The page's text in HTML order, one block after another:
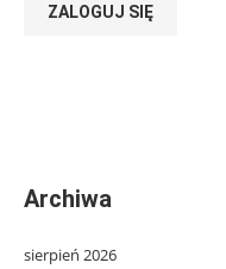
ZALOGUJ SIĘ
Archiwa
sierpień 2026